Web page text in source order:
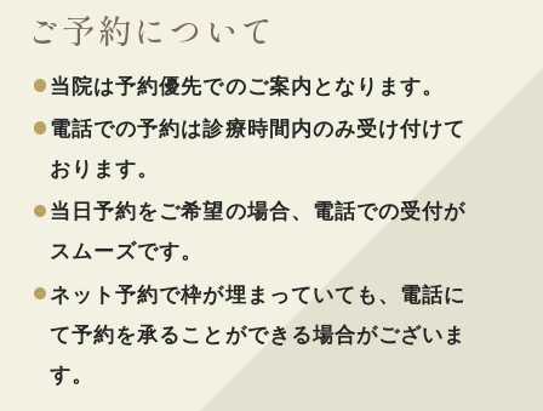
ご予約について
当院は予約優先でのご案内となります。
電話での予約は診療時間内のみ受け付けて
おります。
当日予約をご希望の場合、電話での受付が
スムーズです。
ネット予約で枠が埋まっていても、電話に
て予約を承ることができる場合がございま
す。